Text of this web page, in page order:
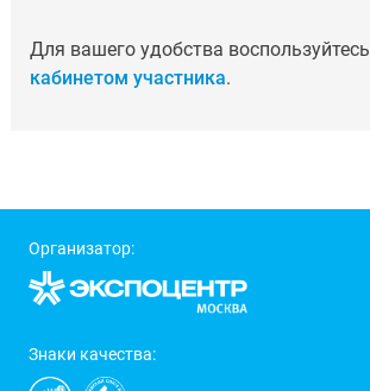
Для вашего удобства воспользуйтесь
кабинетом участника.
Организатор:
Знаки качества: